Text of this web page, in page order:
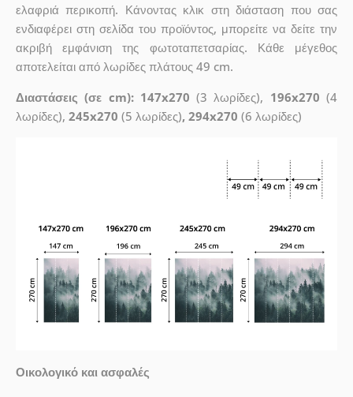
ελαφριά περικοπή. Κάνοντας κλικ στη διάσταση που σας
ενδιαφέρει στη σελίδα του προϊόντος, μπορείτε να δείτε την
ακριβή εμφάνιση της φωτοταπετσαρίας. Κάθε μέγεθος
αποτελείται από λωρίδες πλάτους 49 cm.
Διαστάσεις (σε cm): 147x270 (3 λωρίδες), 196x270 (4
λωρίδες), 245x270 (5 λωρίδες), 294x270 (6 λωρίδες)
Οικολογικό και ασφαλές